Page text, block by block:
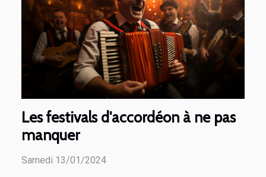
Les festivals d'accordéon à ne pas
manquer
Samedi 13/01/2024